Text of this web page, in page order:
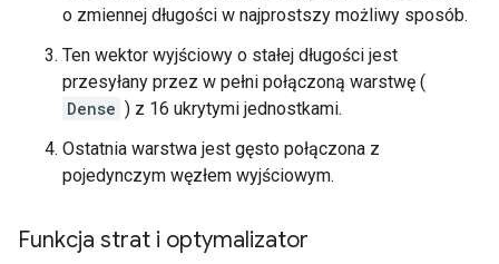
o zmiennej długości w najprostszy możliwy sposób.
Ten wektor wyjściowy o stałej długości jest
przesyłany przez w pełni połączoną warstwę (
Dense ) z 16 ukrytymi jednostkami.
Ostatnia warstwa jest gęsto połączona z
pojedynczym węzłem wyjściowym.
Funkcja strat i optymalizator